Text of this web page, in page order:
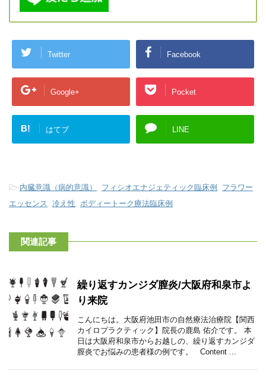
Twitter Facebook
Google+ Pocket
B! はてブ LINE
-内臓意識（病的意識） , フィシオエナジェティック臨床例 , フラワー
エッセンス, 冷え性, ボディートーク療法臨床例
関連記事
繰り返すカンジダ膣炎/大阪府和泉市よ
り来院
こんにちは。大阪府池田市の自然療法治療院【関西
カイロプラクティック】院長の鹿島 佑介です。 本
日は大阪府和泉市からお越しの、繰り返すカンジダ
膣炎でお悩みの患者様の例です。 Content ...